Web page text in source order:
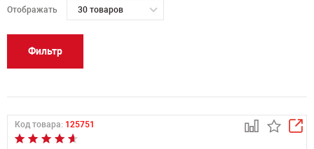
Отображать 30 товаров
Фильтр
Код товара: 125751